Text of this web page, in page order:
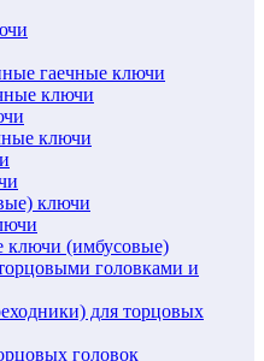
гаечные ключи
ключи
ключи
ключи
ключи (имбусовые)
головками и
для торцовых
головок